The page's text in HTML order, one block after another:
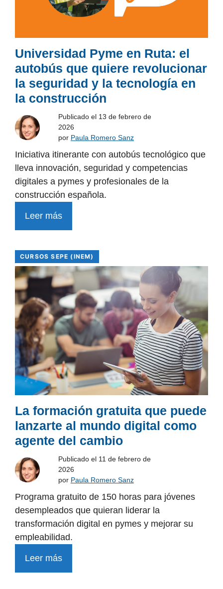
Universidad Pyme en Ruta: el
autobús que quiere revolucionar
la seguridad y la tecnología en
la construcción
Publicado el 13 de febrero de
2026
por Paula Romero Sanz
Iniciativa itinerante con autobús tecnológico que
lleva innovación, seguridad y competencias
digitales a pymes y profesionales de la
construcción española.
Leer más
CURSOS SEPE (INEM)
La formación gratuita que puede
lanzarte al mundo digital como
agente del cambio
Publicado el 11 de febrero de
2026
por Paula Romero Sanz
Programa gratuito de 150 horas para jóvenes
desempleados que quieran liderar la
transformación digital en pymes y mejorar su
empleabilidad.
Leer más